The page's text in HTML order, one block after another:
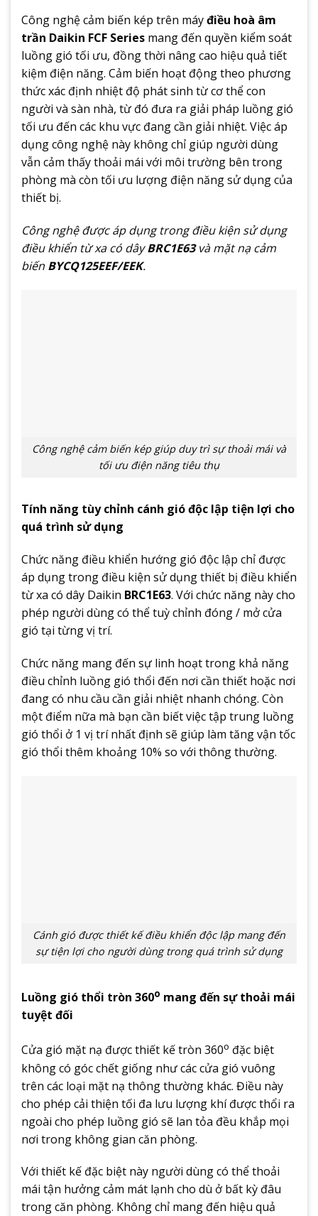
Công nghệ cảm biến kép trên máyđiều hoà âm
trần Daikin FCF Series mang đến quyền kiểm soát
luồng gió tối ưu, đồng thời nâng cao hiệu quả tiết
kiệm điện năng. Cảm biến hoạt động theo phương
thức xác định nhiệt độ phát sinh từ cơ thể con
người và sàn nhà, từ đó đưa ra giải pháp luồng gió
tối ưu đến các khu vực đang cần giải nhiệt. Việc áp
dụng công nghệ này không chỉ giúp người dùng
vẫn cảm thấy thoải mái với môi trường bên trong
phòng mà còn tối ưu lượng điện năng sử dụng của
thiết bị.
Công nghệ được áp dụng trong điều kiện sử dụng
điều khiển từ xa có dâyBRC1E63và mặt nạ cảm
biến BYCQ125EEF/EEK.
Công nghệ cảm biến kép giúp duy trì sự thoải mái và
tối ưu điện năng tiêu thụ
Tính năng tùy chỉnh cánh gió độc lập tiện lợi cho
quá trình sử dụng
Chức năng điều khiển hướng gió độc lập chỉ được
áp dụng trong điều kiện sử dụng thiết bị điều khiển
từ xa có dây Daikin BRC1E63. Với chức năng này cho
phép người dùng có thể tuỳ chỉnh đóng / mở cửa
gió tại từng vị trí.
Chức năng mang đến sự linh hoạt trong khả năng
điều chỉnh luồng gió thổi đến nơi cần thiết hoặc nơi
đang có nhu cầu cần giải nhiệt nhanh chóng. Còn
một điểm nữa mà bạn cần biết việc tập trung luồng
gió thổi ở 1 vị trí nhất định sẽ giúp làm tăng vận tốc
gió thổi thêm khoảng 10% so với thông thường.
Cánh gió được thiết kế điều khiển độc lập mang đến
sự tiện lợi cho người dùng trong quá trình sử dụng
Luồng gió thổi tròn 360o mang đến sự thoải mái
tuyệt đối
Cửa gió mặt nạ được thiết kế tròn 360o đặc biệt
không có góc chết giống như các cửa gió vuông
trên các loại mặt nạ thông thường khác. Điều này
cho phép cải thiện tối đa lưu lượng khí được thổi ra
ngoài cho phép luồng gió sẽ lan tỏa đều khắp mọi
nơi trong không gian căn phòng.
Với thiết kế đặc biệt này người dùng có thể thoải
mái tận hưởng cảm mát lạnh cho dù ở bất kỳ đâu
trong căn phòng. Không chỉ mang đến hiệu quả